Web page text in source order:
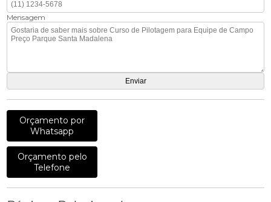
Mensagem
Orçamento por
Whatsapp
Orçamento pelo
Telefone